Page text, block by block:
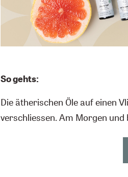
So gehts:
Die ätherischen Öle auf einen
verschliessen. Am Morgen